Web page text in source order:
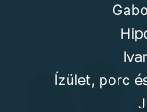
Ízület, porc